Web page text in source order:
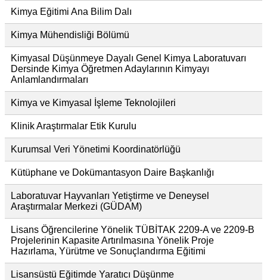
Kimya Eğitimi Ana Bilim Dalı
Kimya Mühendisliği Bölümü
Kimyasal Düşünmeye Dayalı Genel Kimya Laboratuvarı
Dersinde Kimya Öğretmen Adaylarının Kimyayı
Anlamlandırmaları
Kimya ve Kimyasal İşleme Teknolojileri
Klinik Araştırmalar Etik Kurulu
Kurumsal Veri Yönetimi Koordinatörlüğü
Kütüphane ve Dokümantasyon Daire Başkanlığı
Laboratuvar Hayvanları Yetiştirme ve Deneysel
Araştırmalar Merkezi (GÜDAM)
Lisans Öğrencilerine Yönelik TÜBİTAK 2209-A ve 2209-B
Projelerinin Kapasite Artırılmasına Yönelik Proje
Hazırlama, Yürütme ve Sonuçlandırma Eğitimi
Lisansüstü Eğitimde Yaratıcı Düşünme